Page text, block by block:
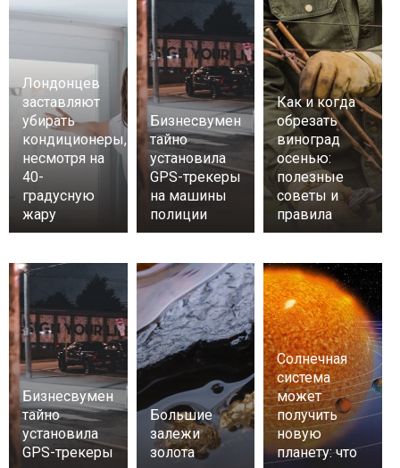
Лондонцев
заставляют
убирать
кондиционеры,
несмотря на
40-
градусную
жару
Бизнесвумен
тайно
установила
GPS-трекеры
на машины
полиции
Как и когда
обрезать
виноград
осенью:
полезные
советы и
правила
Бизнесвумен
тайно
установила
GPS-трекеры
Большие
залежи
золота
Солнечная
система
может
получить
новую
планету: что